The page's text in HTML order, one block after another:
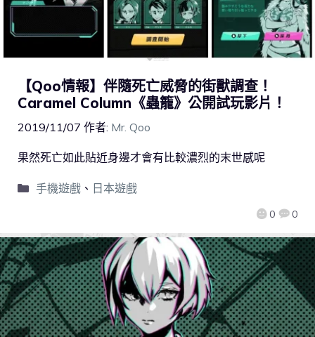
【Qoo情報】伴隨死亡威脅的街獸調查！
Caramel Column《蟲籠》公開試玩影片！
2019/11/07 作者: Mr. Qoo
0 0
果然死亡如此貼近身邊才會有比較濃烈的末世感呢
手機遊戲、 日本遊戲